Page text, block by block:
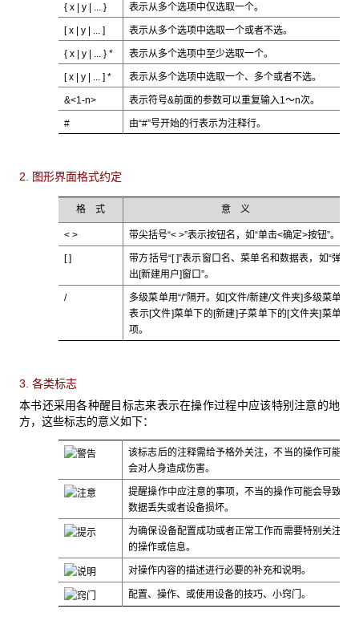
{ x | y | ... } 表示从多个选项中仅选取一个。
[ x | y | ... ] 表示从多个选项中选取一个或者不选。
{ x | y | ... } * 表示从多个选项中至少选取一个。
[ x | y | ... ] * 表示从多个选项中选取一个、多个或者不选。
&<1-n> 表示符号&前面的参数可以重复输入1～n次。
# 由“#”号开始的行表示为注释行。
2. 图形界面格式约定
格 式 意 义
< > 带尖括号“< >”表示按钮名，如“单击<确定>按钮”。
[ ]
带方括号“[ ]”表示窗口名、菜单名和数据表，如“弹
出[新建用户]窗口”。
/
多级菜单用“/”隔开。如[文件/新建/文件夹]多级菜单
表示[文件]菜单下的[新建]子菜单下的[文件夹]菜单
项。
3. 各类标志
本书还采用各种醒目标志来表示在操作过程中应该特别注意的地
方，这些标志的意义如下：
该标志后的注释需给予格外关注，不当的操作可能
会对人身造成伤害。
提醒操作中应注意的事项，不当的操作可能会导致
数据丢失或者设备损坏。
为确保设备配置成功或者正常工作而需要特别关注
的操作或信息。
对操作内容的描述进行必要的补充和说明。
配置、操作、或使用设备的技巧、小窍门。